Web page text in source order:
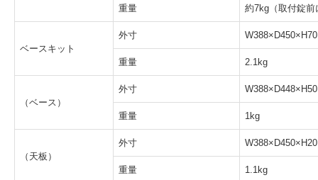
重量 約7kg（取付錠
ベースキット
外寸 W388×D450×H70
重量 2.1kg
（ベース）
外寸 W388×D448×H50
重量 1kg
（天板）
外寸 W388×D450×H20
重量 1.1kg